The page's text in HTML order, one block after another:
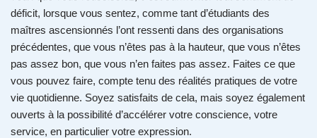
déficit, lorsque vous sentez, comme tant d’étudiants des
maîtres ascensionnés l’ont ressenti dans des organisations
précédentes, que vous n’êtes pas à la hauteur, que vous n’êtes
pas assez bon, que vous n’en faites pas assez. Faites ce que
vous pouvez faire, compte tenu des réalités pratiques de votre
vie quotidienne. Soyez satisfaits de cela, mais soyez également
ouverts à la possibilité d’accélérer votre conscience, votre
service, en particulier votre expression.